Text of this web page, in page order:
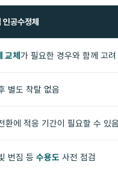
인공수정체
교체가 필요한 경우와 함께 고려
별도 착탈 없음
환에 적응 기간이 필요할 수 있음
번짐 등 수용도 사전 점검